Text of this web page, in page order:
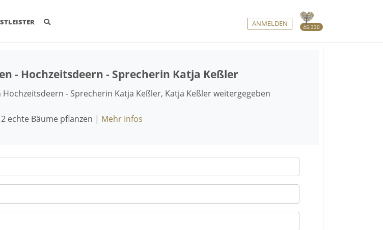
45.330
ANMELDEN
- Hochzeitsdeern - Sprecherin Katja Keßler
- Sprecherin Katja Keßler, Katja Keßler weitergegeben
echte Bäume pflanzen | Mehr Infos